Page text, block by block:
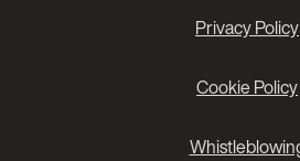
Privacy Policy
Cookie Policy